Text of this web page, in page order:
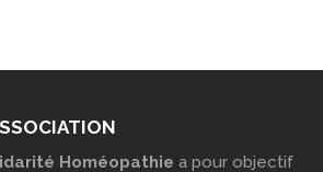
Homéopathie a pour objectif